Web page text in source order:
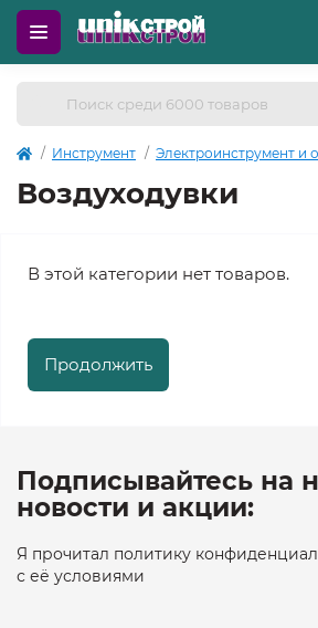
Инструмент Электроинструмент и
Воздуходувки
В этой категории нет товаров.
Продолжить
Подписывайтесь на
новости и акции:
Я прочитал политику
с её условиями